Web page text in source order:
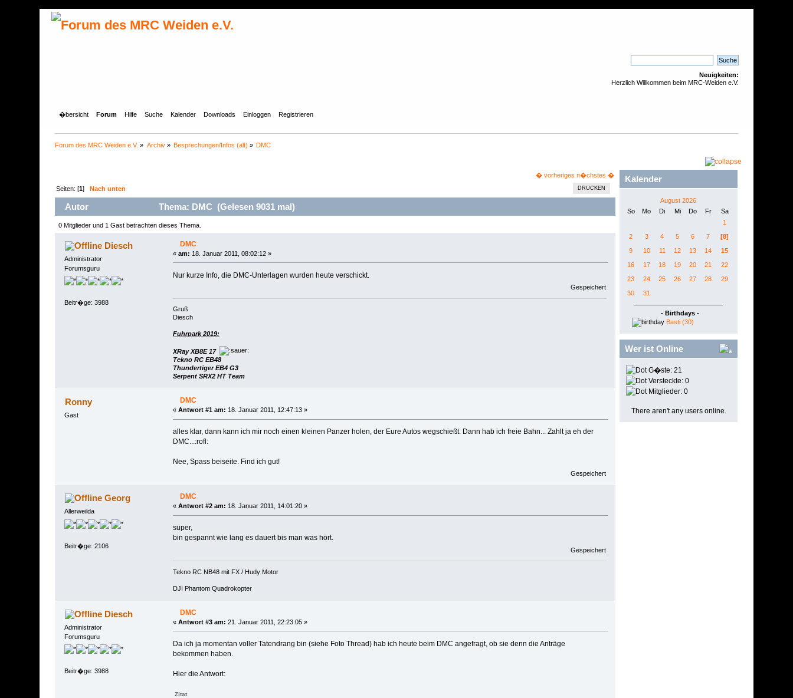
Neuigkeiten:
Herzlich Willkommen beim MRC-Weiden e.V.
�bersicht Forum Hilfe Suche Kalender Downloads Einloggen Registrieren
Forum des MRC Weiden e.V. » Archiv» Besprechungen/Infos (alt) » DMC
� vorheriges n�chstes �
DRUCKEN
Seiten: [1]Nach unten
Autor Thema: DMC (Gelesen 9031 mal)
0 Mitglieder und 1 Gast betrachten dieses Thema.
Diesch
Administrator
Forumsguru
Beitr�ge: 3988
DMC
« am: 18. Januar 2011, 08:02:12 »
Nur kurze Info, die DMC-Unterlagen wurden heute verschickt.
Gespeichert
Gruß
Diesch
Fuhrpark 2019:
XRay XB8E 17
Tekno RC EB48
Thundertiger EB4 G3
Serpent SRX2 HT Team
Ronny
Gast
DMC
« Antwort #1 am: 18. Januar 2011, 12:47:13 »
alles klar, dann kann ich mir noch einen kleinen Panzer holen, der Eure Autos wegschießt. Dann hab ich freie Bahn... Zahlt ja eh der
DMC...:rofl:
Nee, Spass beiseite. Find ich gut!
Gespeichert
Georg
Allerweilda
Beitr�ge: 2106
DMC
« Antwort #2 am: 18. Januar 2011, 14:01:20 »
super,
bin gespannt wie lang es dauert bis man was hört.
Gespeichert
Tekno RC NB48 mit FX / Hudy Motor
DJI Phantom Quadrokopter
Diesch
Administrator
Forumsguru
Beitr�ge: 3988
DMC
« Antwort #3 am: 21. Januar 2011, 22:23:05 »
Da ich ja momentan voller Tatendrang bin (siehe Foto Thread) hab ich heute beim DMC angefragt, ob sie denn die Anträge
bekommen haben.
Hier die Antwort:
Zitat
Kalender
August 2026
So
Mo Di Mi Do Fr
Sa
1
2
3 4 5 6 7
[8]
9
10 11 12 13 14
15
16
17 18 19 20 21
22
23
24 25 26 27 28
29
30
31
- Birthdays -
Basti (30)
Wer ist Online
G�ste: 21
Versteckte: 0
Mitglieder: 0
There aren't any users online.